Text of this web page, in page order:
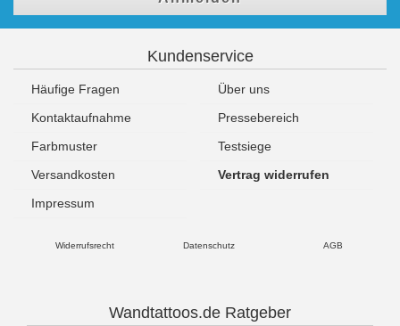
Kundenservice
Häufige Fragen
Über uns
Kontaktaufnahme
Pressebereich
Farbmuster
Testsiege
Versandkosten
Vertrag widerrufen
Impressum
Widerrufsrecht Datenschutz AGB
Wandtattoos.de Ratgeber